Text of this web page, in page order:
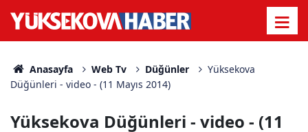
Anasayfa Web Tv Düğünler
Yüksekova
Düğünleri - video - (11 Mayıs 2014)
Yüksekova Düğünleri - video - (11